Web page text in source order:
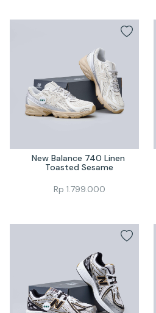
New Balance 740 Linen
Toasted Sesame
Rp 1.799.000